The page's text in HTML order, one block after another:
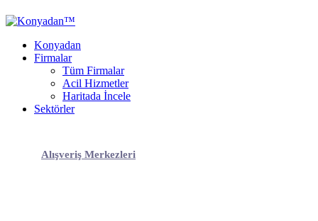
Konyadan
Firmalar
Tüm Firmalar
Acil Hizmetler
Haritada İncele
Sektörler
Alışveriş Merkezleri